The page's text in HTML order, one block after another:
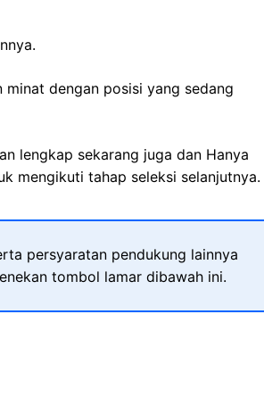
dengan posisi yang sedang
lengkap sekarang juga dan Hanya
mengikuti tahap seleksi selanjutnya.
persyaratan pendukung lainnya
tombol lamar dibawah ini.